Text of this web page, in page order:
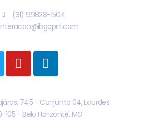
(31) 99828-1504
interacao@ibgapnl.com
745 - Conjunto 04, Lourdes
105 - Belo Horizonte, MG